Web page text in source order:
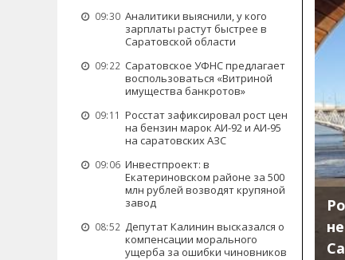
09:30 Аналитики выяснили, у кого
зарплаты растут быстрее в
Саратовской области
09:22 Саратовское УФНС предлагает
воспользоваться «Витриной
имущества банкротов»
09:11 Росстат зафиксировал рост цен
на бензин марок АИ-92 и АИ-95
на саратовских АЗС
09:06 Инвестпроект: в
Екатериновском районе за 500
млн рублей возводят крупяной
завод
08:52 Депутат Калинин высказался о
компенсации морального
ущерба за ошибки чиновников